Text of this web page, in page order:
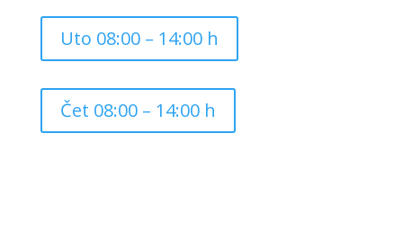
Uto 08:00 – 14:00 h
Čet 08:00 – 14:00 h